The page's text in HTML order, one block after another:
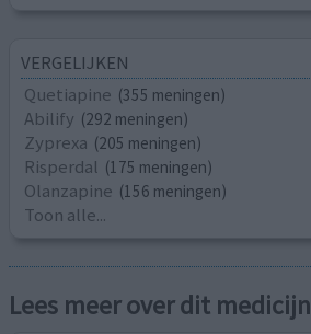
VERGELIJKEN
Quetiapine (355 meningen)
Abilify (292 meningen)
Zyprexa (205 meningen)
Risperdal (175 meningen)
Olanzapine (156 meningen)
Toon alle...
Lees meer over dit medicijn